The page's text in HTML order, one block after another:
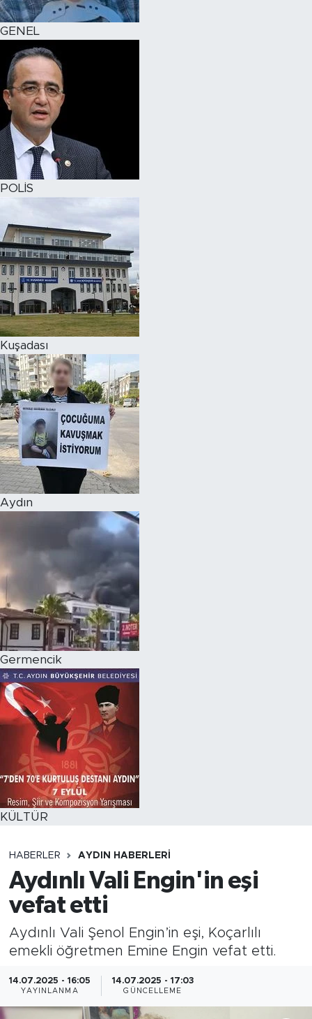
GENEL
POLİS
Kuşadası
Aydın
Germencik
KÜLTÜR
HABERLER AYDIN HABERLERI
Aydınlı Vali Engin'in eşi
vefat etti
Aydınlı Vali Şenol Engin’in eşi, Koçarlılı
emekli öğretmen Emine Engin vefat etti.
14.07.2025 - 16:05
YAYINLANMA
14.07.2025 - 17:03
GÜNCELLEME